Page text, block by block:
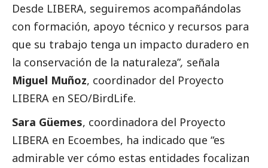
Desde LIBERA, seguiremos acompañándolas
con formación, apoyo técnico y recursos para
que su trabajo tenga un impacto duradero en
la conservación de la naturaleza”, señala
Miguel Muñoz, coordinador del Proyecto
LIBERA en SEO/BirdLife.
Sara Güemes, coordinadora del Proyecto
LIBERA en Ecoembes, ha indicado que “es
admirable ver cómo estas entidades focalizan